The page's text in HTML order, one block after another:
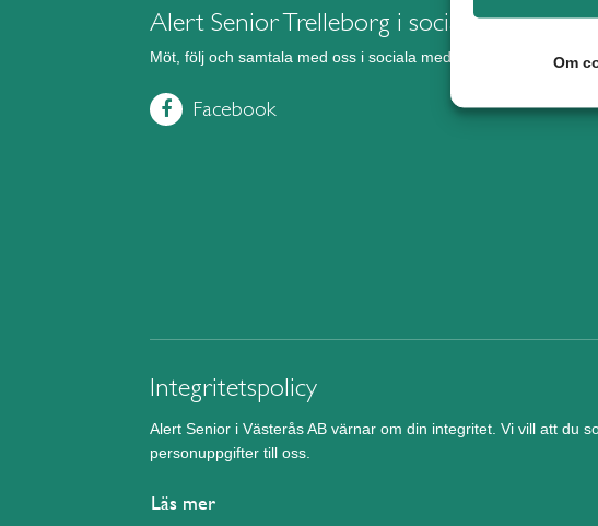
Alert Senior Trelleborg i sociala medier
Möt, följ och samtala med oss i sociala medier.
Facebook
Integritetspolicy
Alert Senior i Västerås AB värnar om din integritet. Vi vill att du
personuppgifter till oss.
Läs mer
Om